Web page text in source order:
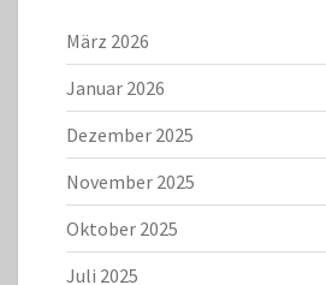
März 2026
Januar 2026
Dezember 2025
November 2025
Oktober 2025
Juli 2025